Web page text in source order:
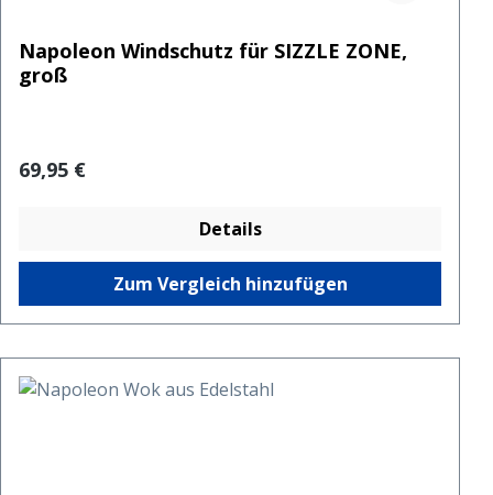
Napoleon Windschutz für SIZZLE ZONE,
groß
Regulärer Preis:
69,95 €
Details
Zum Vergleich hinzufügen